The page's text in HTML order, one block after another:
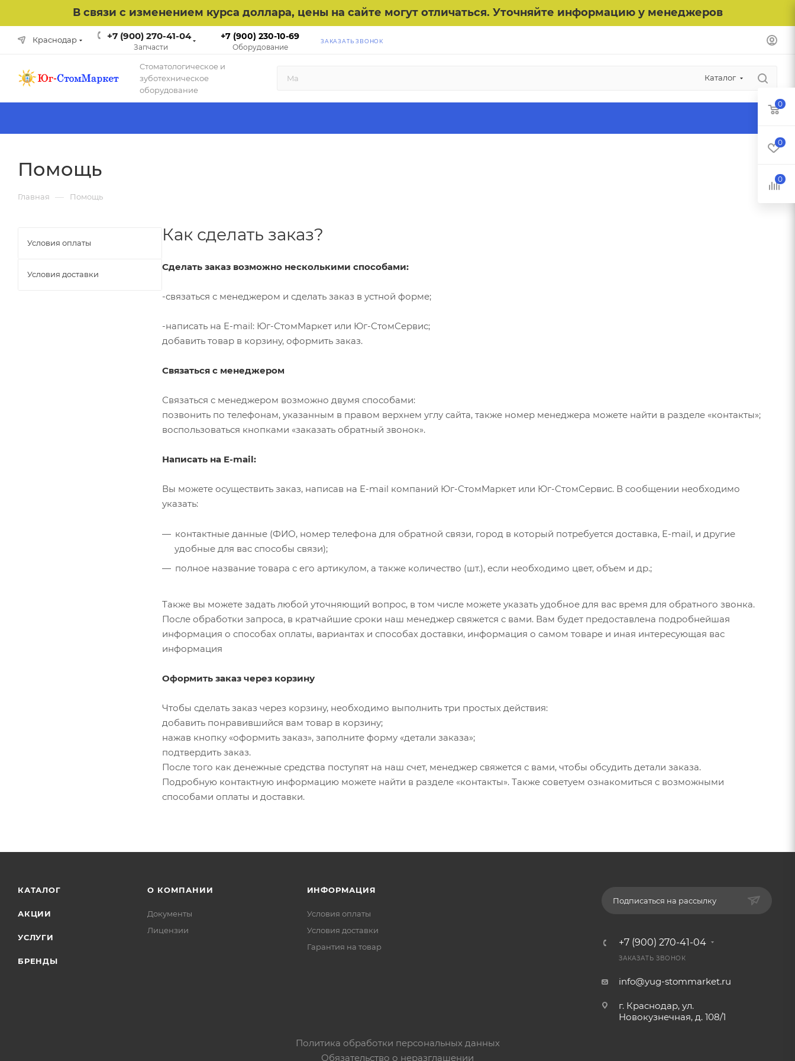
В связи с изменением курса доллара, цены на сайте могут отличаться. Уточняйте информацию у менеджеров
Краснодар +7 (900) 270-41-04
Запчасти
+7 (900) 230-10-69
Оборудование
ЗАКАЗАТЬ ЗВОНОК
Cтоматологическое и
зуботехническое
оборудование
Каталог
Помощь
Главная — Помощь
Как сделать заказ?
Сделать заказ возможно несколькими способами:
-связаться с менеджером и сделать заказ в устной форме;
-написать на E-mail: Юг-СтомМаркет или Юг-СтомСервис;
добавить товар в корзину, оформить заказ.
Связаться с менеджером
Связаться с менеджером возможно двумя способами:
позвонить по телефонам, указанным в правом верхнем углу сайта, также номер менеджера можете найти в разделе «контакты»;
воспользоваться кнопками «заказать обратный звонок».
Написать на E-mail:
Вы можете осуществить заказ, написав на E-mail компаний Юг-СтомМаркет или Юг-СтомСервис. В сообщении необходимо
указать:
контактные данные (ФИО, номер телефона для обратной связи, город в который потребуется доставка, E-mail, и другие
удобные для вас способы связи);
полное название товара с его артикулом, а также количество (шт.), если необходимо цвет, объем и др.;
Также вы можете задать любой уточняющий вопрос, в том числе можете указать удобное для вас время для обратного звонка.
После обработки запроса, в кратчайшие сроки наш менеджер свяжется с вами. Вам будет предоставлена подробнейшая
информация о способах оплаты, вариантах и способах доставки, информация о самом товаре и иная интересующая вас
информация
Оформить заказ через корзину
Чтобы сделать заказ через корзину, необходимо выполнить три простых действия:
добавить понравившийся вам товар в корзину;
нажав кнопку «оформить заказ», заполните форму «детали заказа»;
подтвердить заказ.
После того как денежные средства поступят на наш счет, менеджер свяжется с вами, чтобы обсудить детали заказа.
Подробную контактную информацию можете найти в разделе «контакты». Также советуем ознакомиться с возможными
способами оплаты и доставки.
Условия оплаты
Условия доставки
КАТАЛОГ
АКЦИИ
УСЛУГИ
БРЕНДЫ
О КОМПАНИИ
Документы
Лицензии
ИНФОРМАЦИЯ
Условия оплаты
Условия доставки
Гарантия на товар
Подписаться на рассылку
+7 (900) 270-41-04
ЗАКАЗАТЬ ЗВОНОК
info@yug-stommarket.ru
г. Краснодар, ул.
Новокузнечная, д. 108/1
Политика обработки персональных данных
Обязательство о неразглашении
0
0
0